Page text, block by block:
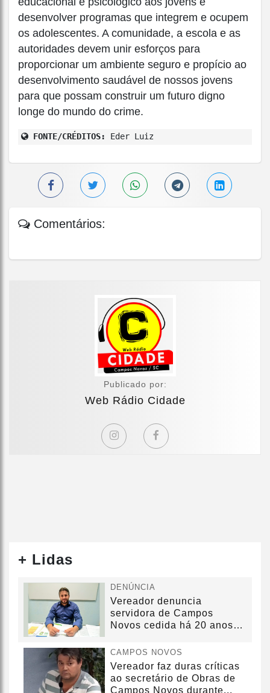
desenvolver programas que integrem e ocupem
os adolescentes. A comunidade, a escola e as
autoridades devem unir esforços para
proporcionar um ambiente seguro e propício ao
desenvolvimento saudável de nossos jovens
para que possam construir um futuro digno
longe do mundo do crime.
FONTE/CRÉDITOS: Eder Luiz
Comentários:
Publicado por:
Web Rádio Cidade
+ Lidas
DENÚNCIA
Vereador denuncia
servidora de Campos
Novos cedida há 20 anos
CAMPOS NOVOS
Vereador faz duras críticas
ao secretário de Obras de
Campos Novos durante...